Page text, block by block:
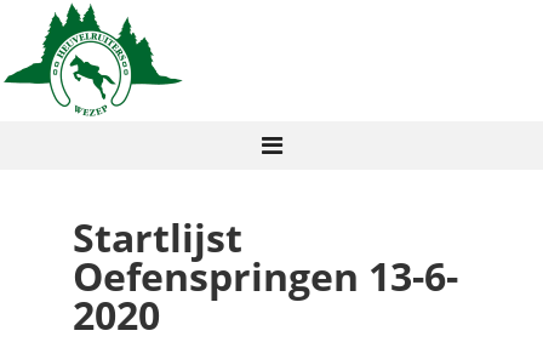
Startlijst
Oefenspringen 13-6-
2020